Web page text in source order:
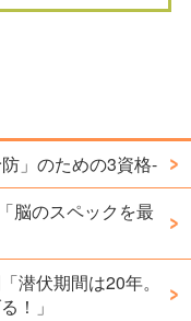
」のための3資格-
脳のスペックを最
潜伏期間は20年。
！」